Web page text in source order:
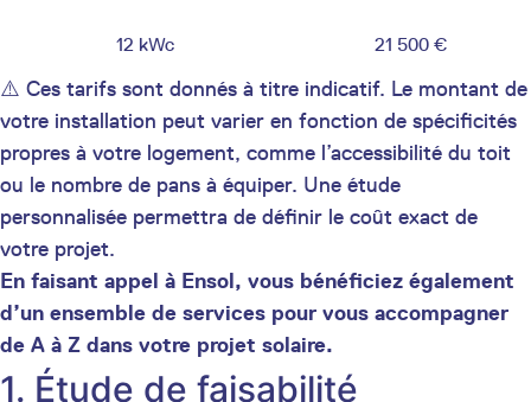
12 kWc 21 500 €
⚠️ Ces tarifs sont donnés à titre indicatif. Le montant de
votre installation peut varier en fonction de spécificités
propres à votre logement, comme l’accessibilité du toit
ou le nombre de pans à équiper. Une étude
personnalisée permettra de définir le coût exact de
votre projet.
En faisant appel à Ensol, vous bénéficiez également
d’un ensemble de services pour vous accompagner
de A à Z dans votre projet solaire.
1. Étude de faisabilité